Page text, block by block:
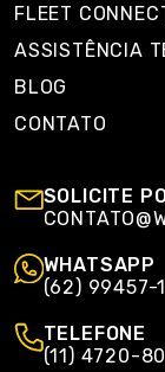
FLEET
ASSISTÊNCIA
BLOG
CONTATO
SOLICITE
WHATSAPP
(62) 99457-
TELEFONE
(11) 4720-